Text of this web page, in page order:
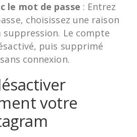
le mot de passe : Entrez
choisissez une raison
Le compte
puis supprimé
connexion.
votre